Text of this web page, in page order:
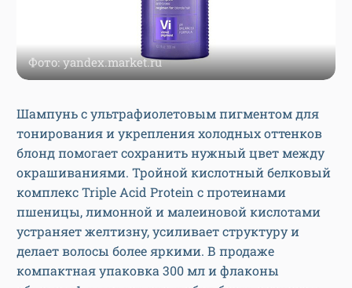
Фото: yandex.market.ru
Шампунь с ультрафиолетовым пигментом для
тонирования и укрепления холодных оттенков
блонд помогает сохранить нужный цвет между
окрашиваниями. Тройной кислотный белковый
комплекс Triple Acid Protein с протеинами
пшеницы, лимонной и малеиновой кислотами
устраняет желтизну, усиливает структуру и
делает волосы более яркими. В продаже
компактная упаковка 300 мл и флаконы